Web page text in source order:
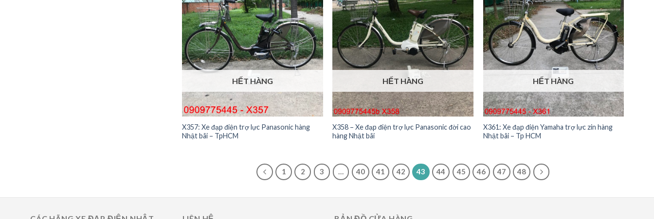
HẾT HÀNG
X357: Xe đạp điện trợ lực Panasonic hàng
Nhật bãi – TpHCM
HẾT HÀNG
X358 – Xe đạp điện trợ lực Panasonic đời cao
hàng Nhật bãi
HẾT HÀNG
X361: Xe đạp điện Yamaha trợ lực zin hàng
Nhật bãi – Tp HCM
1 2 3 … 40 41 42 43 44 45 46 47 48